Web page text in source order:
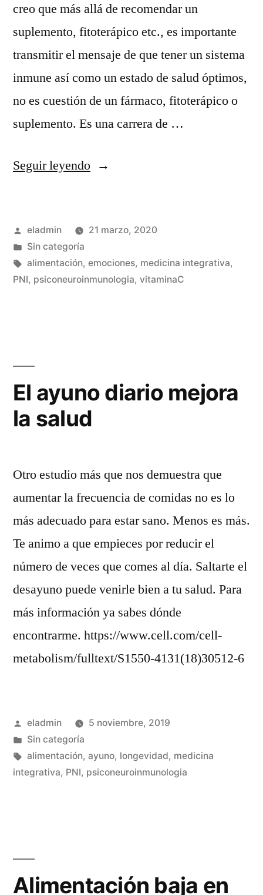
creo que más allá de recomendar un
suplemento, fitoterápico etc., es importante
transmitir el mensaje de que tener un sistema
inmune así como un estado de salud óptimos,
no es cuestión de un fármaco, fitoterápico o
suplemento. Es una carrera de …
Seguir leyendo«Reforzar
inmune»
Publicado
por
eladmin
21 marzo, 2020
Publicado
en
Sin categoría
Etiquetas:
alimentación, emociones, medicina integrativa,
PNI, psiconeuroinmunologia, vitaminaC
El ayuno diario mejora
la salud
Otro estudio más que nos demuestra que
aumentar la frecuencia de comidas no es lo
más adecuado para estar sano. Menos es más.
Te animo a que empieces por reducir el
número de veces que comes al día. Saltarte el
desayuno puede venirle bien a tu salud. Para
más información ya sabes dónde
encontrarme. https://www.cell.com/cell-
metabolism/fulltext/S1550-4131(18)30512-6
Publicado
por
eladmin
5 noviembre, 2019
Publicado
en
Sin categoría
Etiquetas:
alimentación, ayuno, longevidad, medicina
integrativa, PNI, psiconeuroinmunologia
Alimentación baja en